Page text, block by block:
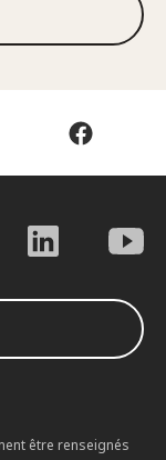
être renseignés